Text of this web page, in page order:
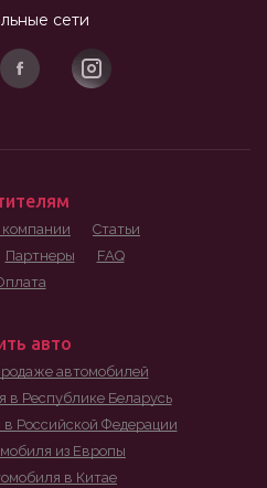
сети
Статьи
Партнеры
FAQ
авто
автомобилей
в Республике Беларусь
Российской Федерации
из Европы
в Китае